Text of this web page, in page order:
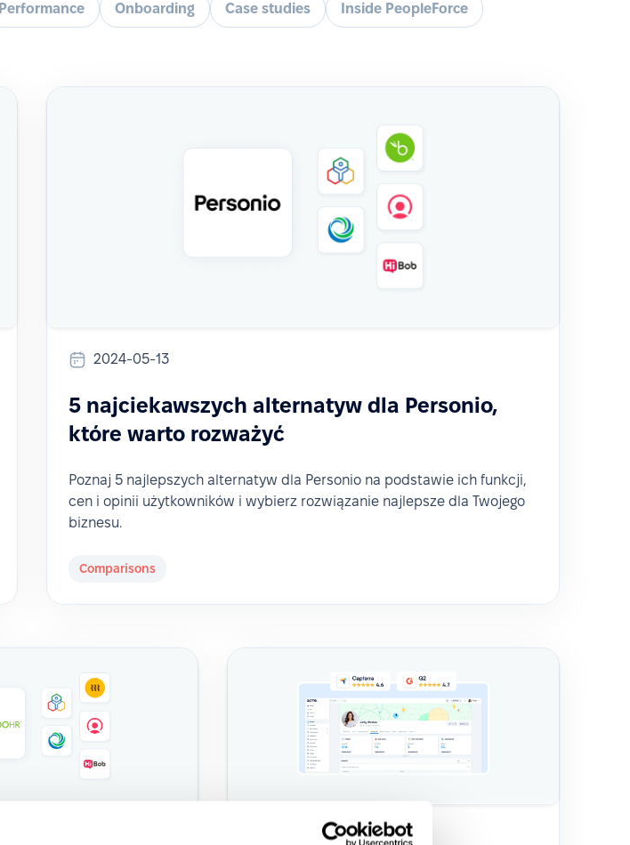
Performance Onboarding Case studies Inside PeopleForce
2024-05-13
5 najciekawszych alternatyw dla Personio,
które warto rozważyć
Poznaj 5 najlepszych alternatyw dla Personio na podstawie ich funkcji,
cen i opinii użytkowników i wybierz rozwiązanie najlepsze dla Twojego
biznesu.
Comparisons
2024-03-18